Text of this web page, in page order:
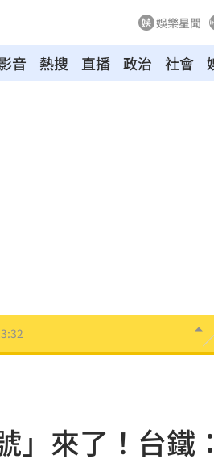
娛樂星聞
音 熱搜 直播 政治 社會
23:17」來了！台鐵